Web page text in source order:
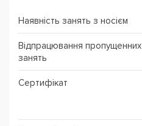
Наявність занять з носієм
Відпрацювання пропущенних
занять
Сертифікат